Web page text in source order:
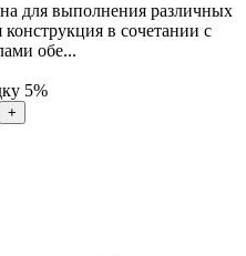
для выполнения различных
в сочетании с
обе...
5%
+